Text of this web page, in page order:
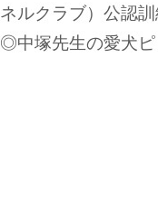
ネルクラブ）公認
◎中塚先生の愛犬ピ